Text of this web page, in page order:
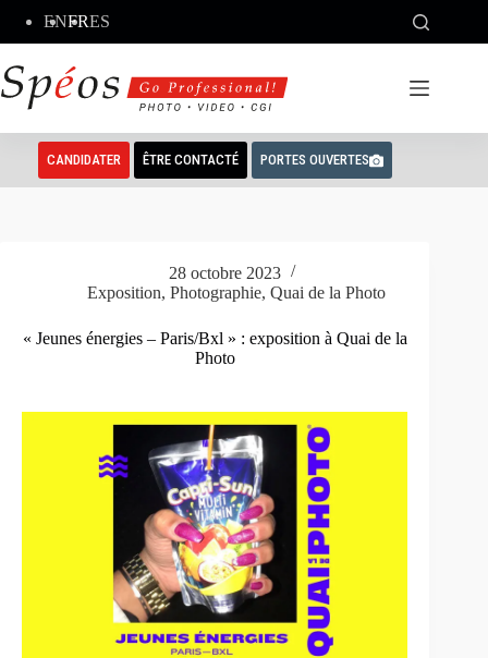
contenu
ENFRES
CANDIDATER ÊTRE CONTACTÉ PORTES OUVERTES
28 octobre 2023
Exposition,Photographie,Quai de la Photo
« Jeunes énergies – Paris/Bxl » : exposition à Quai de la
Photo